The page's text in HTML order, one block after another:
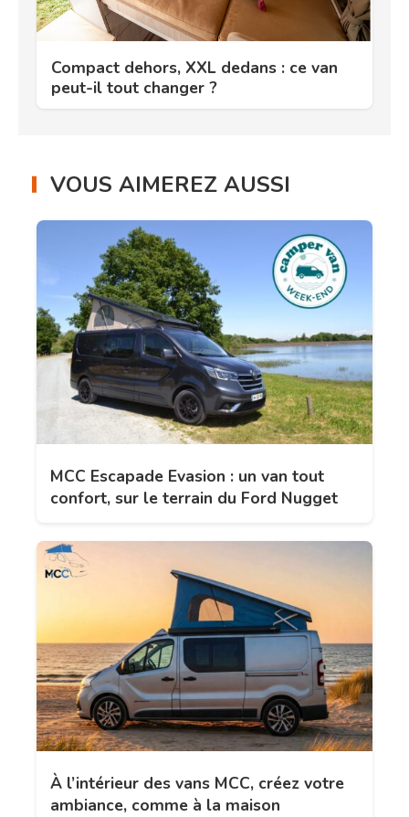
Compact dehors, XXL dedans : ce van
peut-il tout changer ?
VOUS AIMEREZ AUSSI
MCC Escapade Evasion : un van tout
confort, sur le terrain du Ford Nugget
À l’intérieur des vans MCC, créez votre
ambiance, comme à la maison